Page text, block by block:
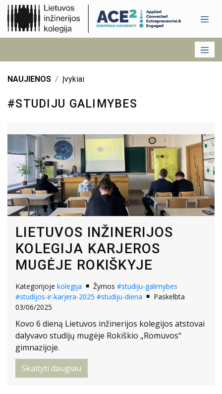
NAUJIENOS Įvykiai
#STUDIJU GALIMYBES
LIETUVOS INŽINERIJOS
KOLEGIJA KARJEROS
MUGĖJE ROKIŠKYJE
Kategorijoje kolegija Žymos #studiju-galimybes
#studijos-ir-karjera-2025 #studiju-diena
Paskelbta
03/06/2025
Kovo 6 dieną Lietuvos inžinerijos kolegijos atstovai
dalyvavo studijų mugėje Rokiškio „Romuvos“
gimnazijoje.
Skaityti daugiau